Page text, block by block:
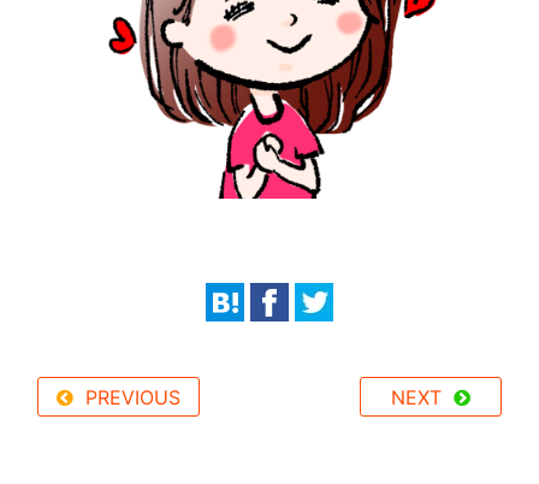
PREVIOUS NEXT